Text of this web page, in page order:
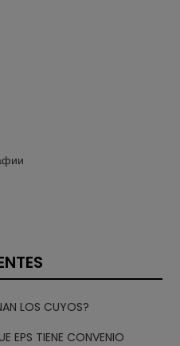
LOS CUYOS?
EPS TIENE CONVENIO